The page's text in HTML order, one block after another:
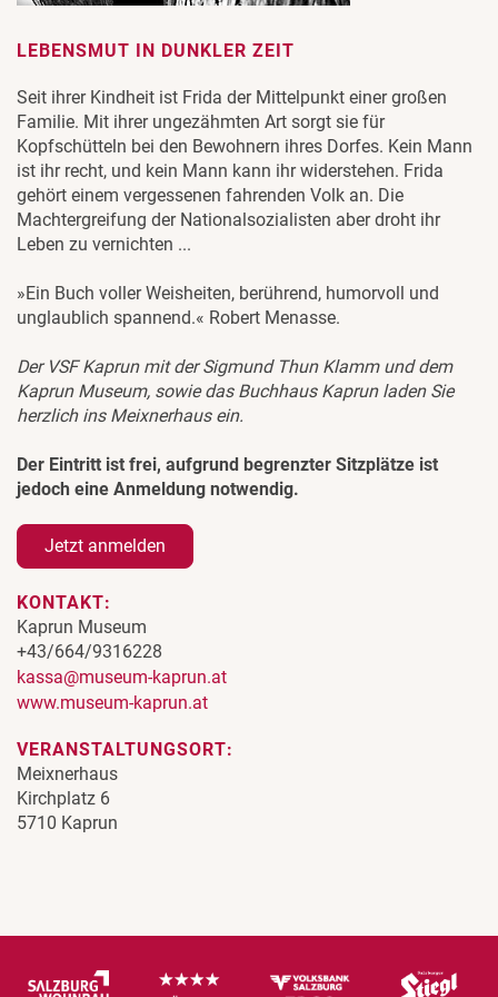
LEBENSMUT IN DUNKLER ZEIT
Seit ihrer Kindheit ist Frida der Mittelpunkt einer großen
Familie. Mit ihrer ungezähmten Art sorgt sie für
Kopfschütteln bei den Bewohnern ihres Dorfes. Kein Mann
ist ihr recht, und kein Mann kann ihr widerstehen. Frida
gehört einem vergessenen fahrenden Volk an. Die
Machtergreifung der Nationalsozialisten aber droht ihr
Leben zu vernichten ...
»Ein Buch voller Weisheiten, berührend, humorvoll und
unglaublich spannend.« Robert Menasse.
Der VSF Kaprun mit der Sigmund Thun Klamm und dem
Kaprun Museum, sowie das Buchhaus Kaprun laden Sie
herzlich ins Meixnerhaus ein.
Der Eintritt ist frei, aufgrund begrenzter Sitzplätze ist
jedoch eine Anmeldung notwendig.
Jetzt anmelden
KONTAKT:
Kaprun Museum
+43/664/9316228
kassa@museum-kaprun.at
www.museum-kaprun.at
VERANSTALTUNGSORT:
Meixnerhaus
Kirchplatz 6
5710 Kaprun